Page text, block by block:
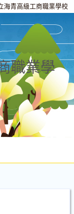
海青高級工商職業學校
職業學